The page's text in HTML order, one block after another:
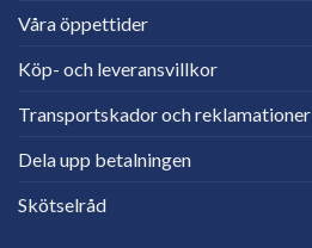
Våra öppettider
Köp- och leveransvillkor
Transportskador och reklamationer
Dela upp betalningen
Skötselråd